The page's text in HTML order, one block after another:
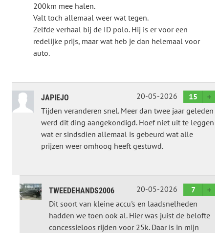
200km mee halen.
Valt toch allemaal weer wat tegen.
Zelfde verhaal bij de ID polo. Hij is er voor een
redelijke prijs, maar wat heb je dan helemaal voor
auto.
JAPIEJO 20-05-2026
15
Tijden veranderen snel. Meer dan twee jaar geleden
werd dit ding aangekondigd. Hoef niet uit te leggen
wat er sindsdien allemaal is gebeurd wat alle
prijzen weer omhoog heeft gestuwd.
TWEEDEHANDS2006 20-05-2026
7
Dit soort van kleine accu's en laadsnelheden
hadden we toen ook al. Hier was juist de belofte
concessieloos rijden voor 25k. Daar is in mijn